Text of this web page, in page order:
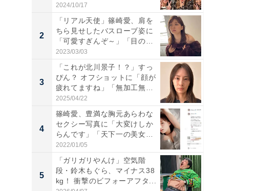
S...
2024/10/17
2
「リアル天使」篠崎愛、肩を
ちら見せしたバスローブ姿に
「可愛すぎんぞ～」「目の表
情...
2023/03/03
3
「これが北川景子！？」すっ
ぴん？ オフショットに「顔が
疲れてますね」「無加工無
表...
2025/04/22
4
篠崎愛、豊満な胸元あらわな
セクシー写真に「大変けしか
らんです」「天下一の美女で
す...
2022/01/05
5
「ガリガリやんけ」空気階
段・鈴木もぐら、マイナス38
kg！ 衝撃のビフォーアフタ...